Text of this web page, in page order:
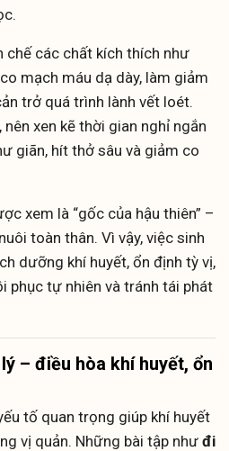
chế các chất kích thích như
mạch máu dạ dày, làm giảm
trở quá trình lành vết loét.
xen kẽ thời gian nghỉ ngắn
giãn, hít thở sâu và giảm co
xem là “gốc của hậu thiên” –
toàn thân. Vì vậy, việc sinh
dưỡng khí huyết, ổn định tỳ vị,
phục tự nhiên và tránh tái phát
– điều hòa khí huyết, ổn
tố quan trọng giúp khí huyết
vị quản. Những bài tập như đi